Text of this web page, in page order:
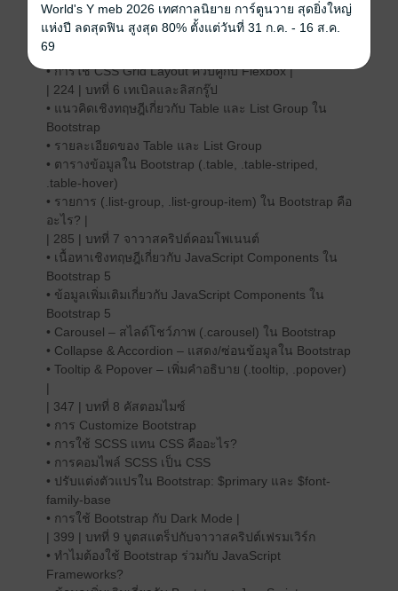
• การซ่อน/แสดงองค์ประกอบในหน้าจอขนาดต่างๆ ด้วย
Bootstrap (.d-none, .d-md-block)
• การทำ Responsive Design ต้องทำอย่างไร?
• การใช้ CSS Grid Layout ควบคู่กับ Flexbox |
| 224 | บทที่ 6 เทเบิลและลิสกรู๊ป
• แนวคิดเชิงทฤษฎีเกี่ยวกับ Table และ List Group ใน
Bootstrap
• รายละเอียดของ Table และ List Group
• ตารางข้อมูลใน Bootstrap (.table, .table-striped,
.table-hover)
• รายการ (.list-group, .list-group-item) ใน Bootstrap คือ
อะไร? |
| 285 | บทที่ 7 จาวาสคริปต์คอมโพเนนต์
• เนื้อหาเชิงทฤษฎีเกี่ยวกับ JavaScript Components ใน
Bootstrap 5
• ข้อมูลเพิ่มเติมเกี่ยวกับ JavaScript Components ใน
Bootstrap 5
• Carousel – สไลด์โชว์ภาพ (.carousel) ใน Bootstrap
• Collapse & Accordion – แสดง/ซ่อนข้อมูลใน Bootstrap
• Tooltip & Popover – เพิ่มคำอธิบาย (.tooltip, .popover)
|
| 347 | บทที่ 8 คัสตอมไมซ์
• การ Customize Bootstrap
• การใช้ SCSS แทน CSS คืออะไร?
• การคอมไพล์ SCSS เป็น CSS
• ปรับแต่งตัวแปรใน Bootstrap: $primary และ $font-
family-base
• การใช้ Bootstrap กับ Dark Mode |
| 399 | บทที่ 9 บูตสแตร็ปกับจาวาสคริปต์เฟรมเวิร์ก
• ทำไมต้องใช้ Bootstrap ร่วมกับ JavaScript
Frameworks?
World's Y meb 2026 เทศกาลนิยาย การ์ตูนวาย สุดยิ่งใหญ่
แห่งปี ลดสุดฟิน สูงสุด 80% ตั้งแต่วันที่ 31 ก.ค. - 16 ส.ค.
69